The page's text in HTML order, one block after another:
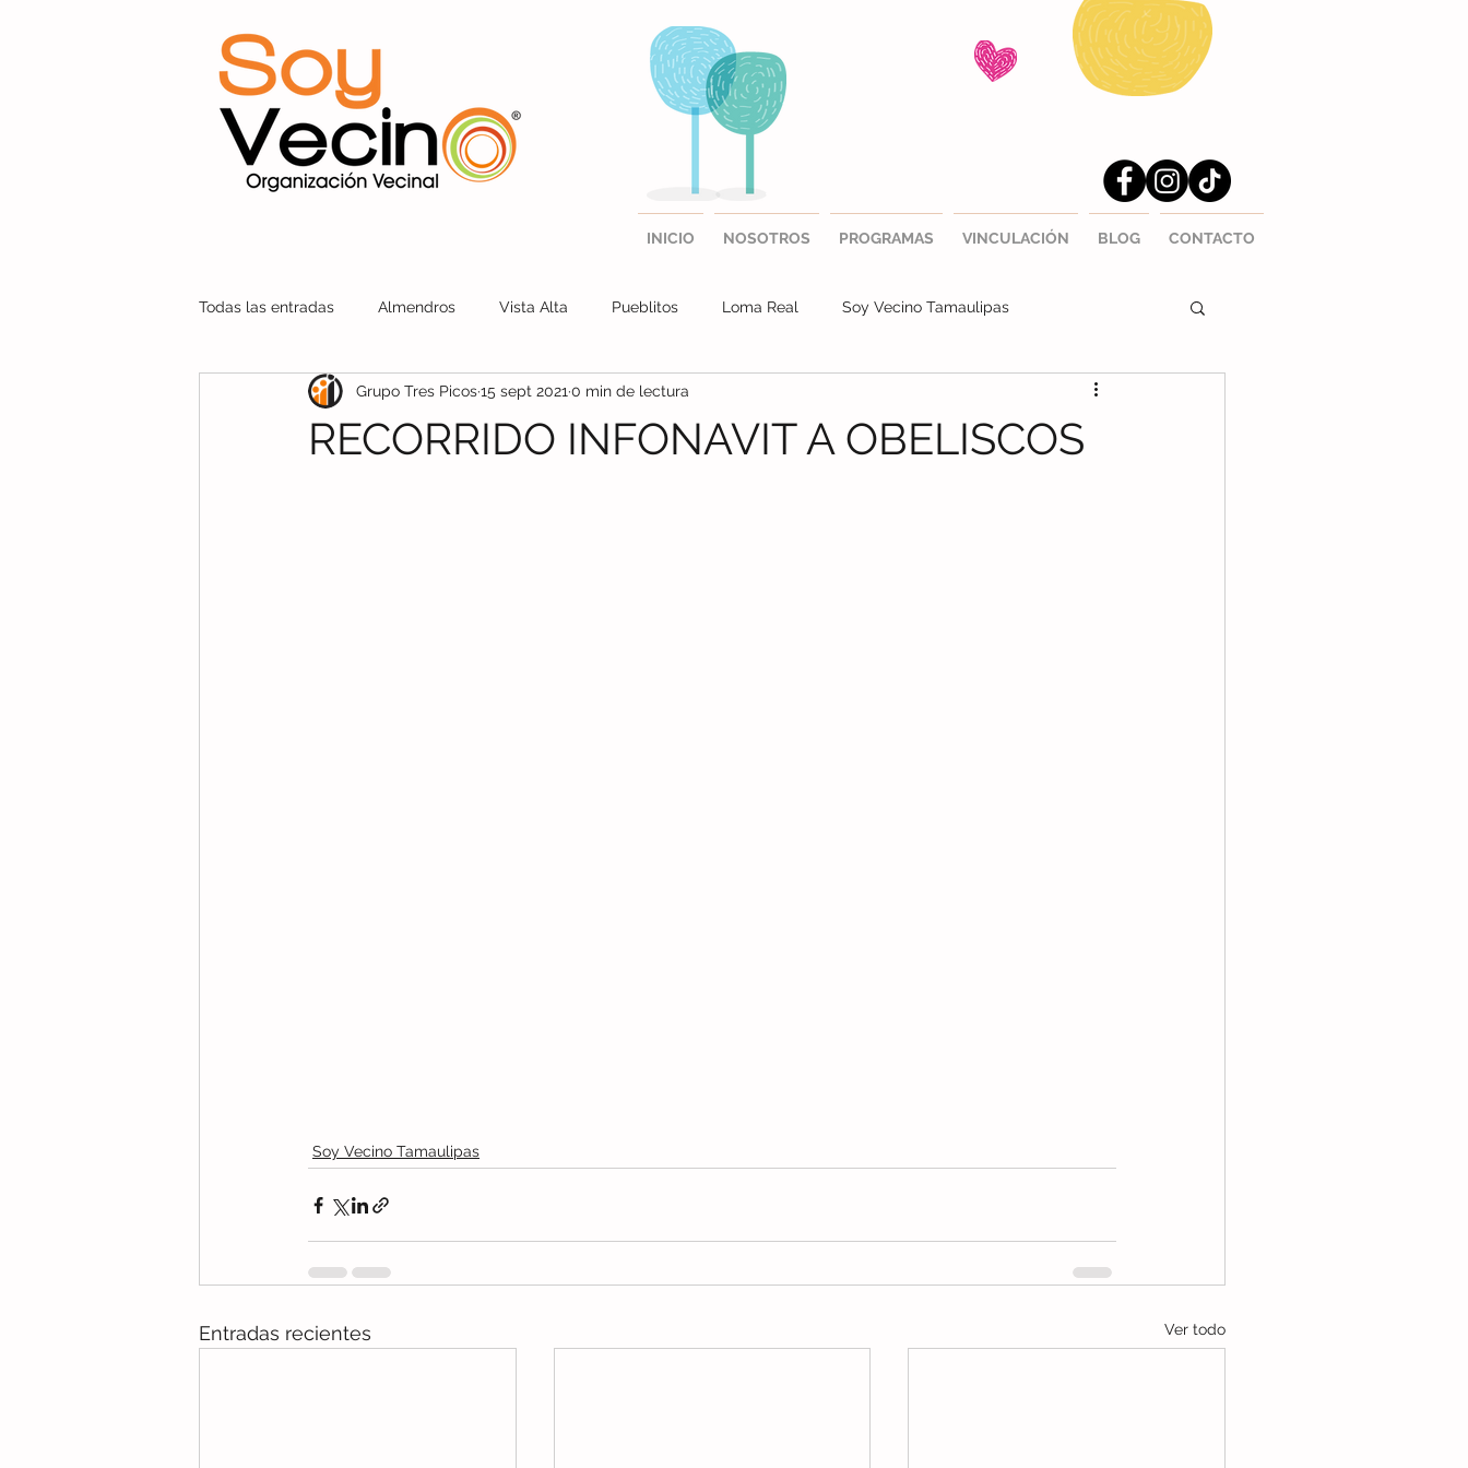
INICIO NOSOTROS PROGRAMAS VINCULACIÓN BLOG CONTACTO
Todas las entradas Almendros Vista Alta Pueblitos Loma Real Soy Vecino Tamaulipas
Soy Vecino Nuevo León Santa Julia
RECORRIDO INFONAVIT A OBELISCOS
Grupo Tres Picos15 sept 2021 0 min de lectura
Soy Vecino Tamaulipas
Entradas recientes Ver todo